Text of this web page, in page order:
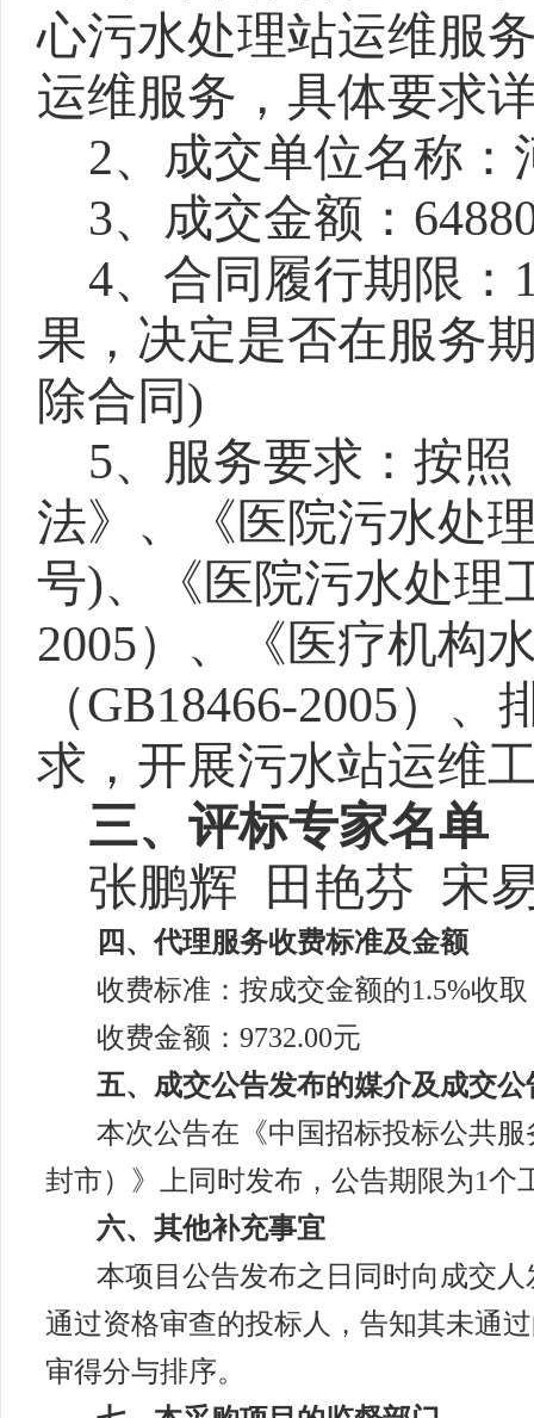
心污水处理站运维服
运维服务，具体要求
2、成交单位名称
3、成交金额：
4、合同履行期限：
果，决定是否在服务
除合同)
5、服务要求：按
法》、《医院污水处
号)、《医院污水处理
2005）、《医疗机构
（GB18466-2005）
求，开展污水站运维
三、 评标专家名单
张鹏辉
田艳芬 宋
四、代理服务收费标准及金额
收费标准：按成交金额的1.5%收取
收费金额： 9732.00元
五、成交公告发布的媒介及成交公
本次公告在《中国招标投标公共
封市）》上同时发布，公告期限为1个
六、其他补充事宜
本项目公告发布之日同时向成交
通过资格审查的投标人，告知其未通
审得分与排序。